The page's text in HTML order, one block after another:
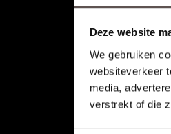
Deze website
We gebruiken
websiteverkeer
media,
verstrekt of die